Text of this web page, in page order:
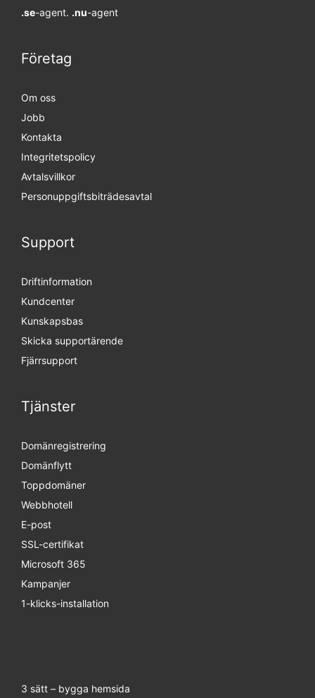
.se-agent. .nu-agent
Företag
Om oss
Jobb
Kontakta
Integritetspolicy
Avtalsvillkor
Personuppgifts­biträdesavtal
Support
Driftinformation
Kundcenter
Kunskapsbas
Skicka supportärende
Fjärrsupport
Tjänster
Domänregistrering
Domänflytt
Toppdomäner
Webbhotell
E-post
SSL-certifikat
Microsoft 365
Kampanjer
1-klicks-installation
3 sätt – bygga hemsida